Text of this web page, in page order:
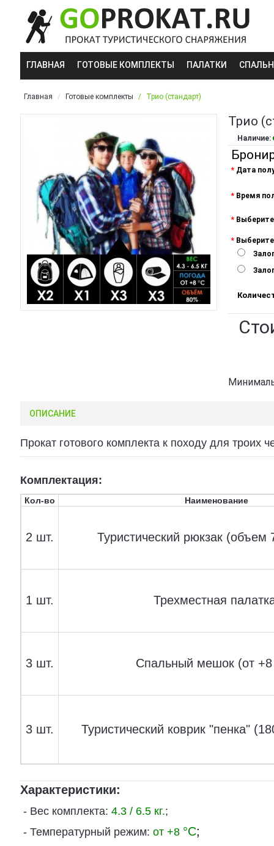
ГЛАВНАЯ ГОТОВЫЕ КОМПЛЕКТЫ ПАЛАТКИ
Главная Готовые комплекты Трио (стандарт)
Трио
Наличие:
* Дата
* Время
*
*
ОПИСАНИЕ
Прокат готового комплекта к походу для троих
Комплектация:
Кол-во Наименование
2 шт. Туристический рюкзак (объем
1 шт. Трехместная
3 шт. Спальный мешок (от +8
3 шт. Туристический коврик "пенка"
Характеристики:
- Вес комплекта: 4.3 / 6.5 кг.;
- Температурный режим: от +8 °C;